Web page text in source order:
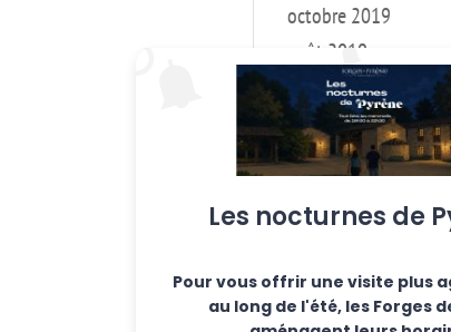
octobre 2019
août 2019
mai 2019
mars 2018
février 2018
décembre 2016
Categories
Ateliers hebdo
Les nocturnes de
Pour vous offrir une visite plus
au long de l'été, les Forges